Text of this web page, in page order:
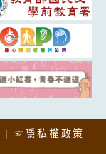
☞隱私權政策